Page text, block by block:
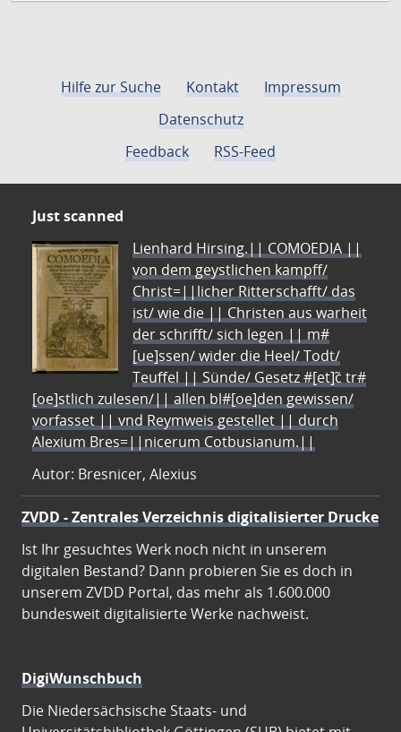
Hilfe zur Suche Kontakt
Impressum
Datenschutz
Feedback
RSS-Feed
Just scanned
Lienhard Hirsing.|| COMOEDIA ||
von dem geystlichen kampff/
Christ=||licher Ritterschafft/ das
ist/ wie die || Christen aus warheit
der schrifft/ sich legen || m#
[ue]ssen/ wider die Heel/ Todt/
Teuffel || Sünde/ Gesetz #[et]c̃ tr#
[oe]stlich zulesen/|| allen bl#[oe]den gewissen/
vorfasset || vnd Reymweis gestellet || durch
Alexium Bres=||nicerum Cotbusianum.||
Autor: Bresnicer, Alexius
ZVDD - Zentrales Verzeichnis digitalisierter Drucke
Ist Ihr gesuchtes Werk noch nicht in unserem
digitalen Bestand? Dann probieren Sie es doch in
unserem ZVDD Portal, das mehr als 1.600.000
bundesweit digitalisierte Werke nachweist.
DigiWunschbuch
Die Niedersächsische Staats- und